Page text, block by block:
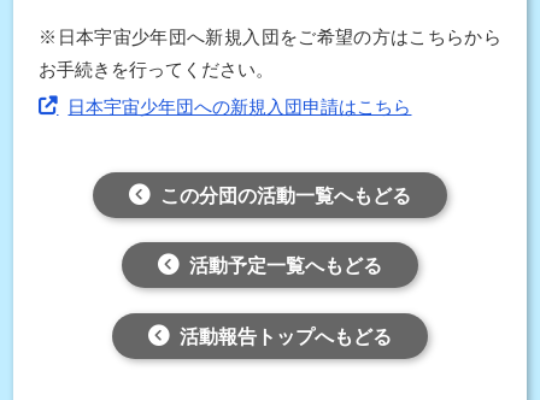
※日本宇宙少年団へ新規入団をご希望の方はこちらから
お手続きを行ってください。
日本宇宙少年団への新規入団申請はこちら
この分団の活動一覧へもどる
活動予定一覧へもどる
活動報告トップへもどる